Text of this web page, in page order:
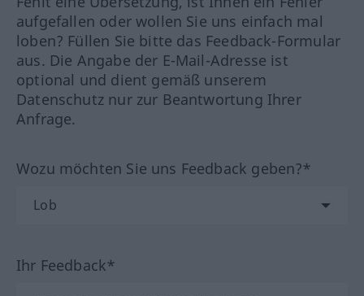
aufgefallen oder wollen Sie uns einfach mal
loben? Füllen Sie bitte das Feedback-Formular
aus. Die Angabe der E-Mail-Adresse ist
optional und dient gemäß unserem
Datenschutz nur zur Beantwortung Ihrer
Anfrage.
Wozu möchten Sie uns Feedback geben?*
Ihr Feedback*